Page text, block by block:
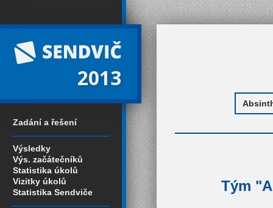
2013
Zadání a řešení
Výsledky
Výs. začátečníků
Statistika úkolů
Vizitky úkolů
Statistika Sendviče
Tým